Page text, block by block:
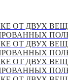
ОТ ДВУХ
ОТ ДВУХ
ОТ ДВУХ